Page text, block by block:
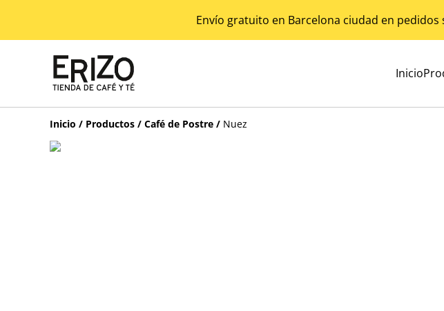
Envío gratuito en Barcelona ciudad en
Inicio
Inicio / Productos / Café de Postre / Nuez